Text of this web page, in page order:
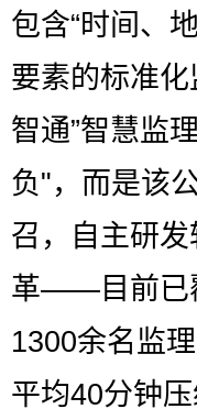
包含“时间、
要素的标准
智通”智慧监
负"，而是该
召，自主研发
革——目前已
1300余名监
平均40分钟